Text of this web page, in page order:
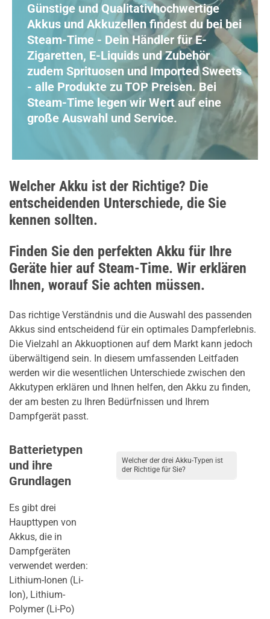
Günstige und Qualitativhochwertige
Akkus und Akkuzellen findest du bei bei
Steam-Time - Dein Händler für E-
Zigaretten, E-Liquids und Zubehör
zudem Sprituosen und Imported Sweets
- alle Produkte zu TOP Preisen. Bei
Steam-Time legen wir Wert auf eine
große Auswahl und Service.
Welcher Akku ist der Richtige? Die
entscheidenden Unterschiede, die Sie
kennen sollten.
Finden Sie den perfekten Akku für Ihre
Geräte hier auf Steam-Time. Wir erklären
Ihnen, worauf Sie achten müssen.
Das richtige Verständnis und die Auswahl des passenden
Akkus sind entscheidend für ein optimales Dampferlebnis.
Die Vielzahl an Akkuoptionen auf dem Markt kann jedoch
überwältigend sein. In diesem umfassenden Leitfaden
werden wir die wesentlichen Unterschiede zwischen den
Akkutypen erklären und Ihnen helfen, den Akku zu finden,
der am besten zu Ihren Bedürfnissen und Ihrem
Dampfgerät passt.
Batterietypen
und ihre
Grundlagen
Es gibt drei
Haupttypen von
Akkus, die in
Dampfgeräten
verwendet werden:
Lithium-Ionen (Li-
Ion), Lithium-
Polymer (Li-Po)
Welcher der drei Akku-Typen ist
der Richtige für Sie?